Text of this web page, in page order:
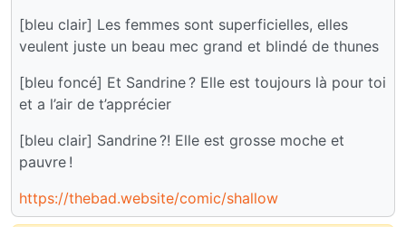
[bleu clair] Les femmes sont superficielles, elles
veulent juste un beau mec grand et blindé de thunes
[bleu foncé] Et Sandrine ? Elle est toujours là pour toi
et a l’air de t’apprécier
[bleu clair] Sandrine ?! Elle est grosse moche et
pauvre !
https://thebad.website/comic/shallow